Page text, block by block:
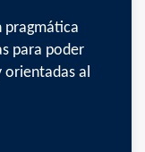
pragmática
para poder
orientadas al